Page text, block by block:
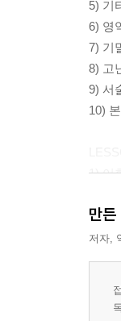
5) 기
6) 영
7) 기
8) 고
9) 서
10)
1) 어
3) 문
4) 본
7)
만든
저자,